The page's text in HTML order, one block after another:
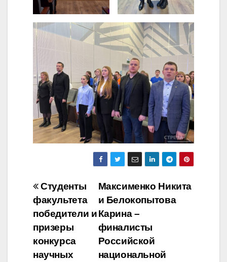
Навигация
по
записям
Максименко Никита
и Белокопытова
Карина –
финалисты
Российской
национальной
Студенты
факультета
победители и
призеры
конкурса
научных